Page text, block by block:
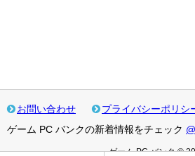
お問い合わせ プライバシーポリシ
ゲーム PC バンクの新着情報をチェック
ゲーム PC バンク ©